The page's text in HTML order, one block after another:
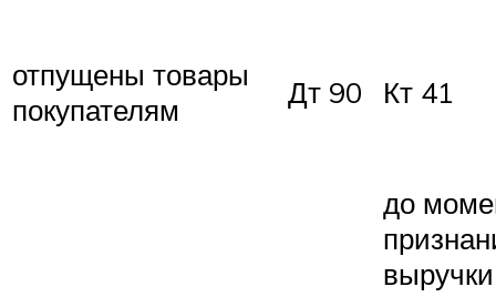
отпущены товары
покупателям
Дт 90 Кт 41
до